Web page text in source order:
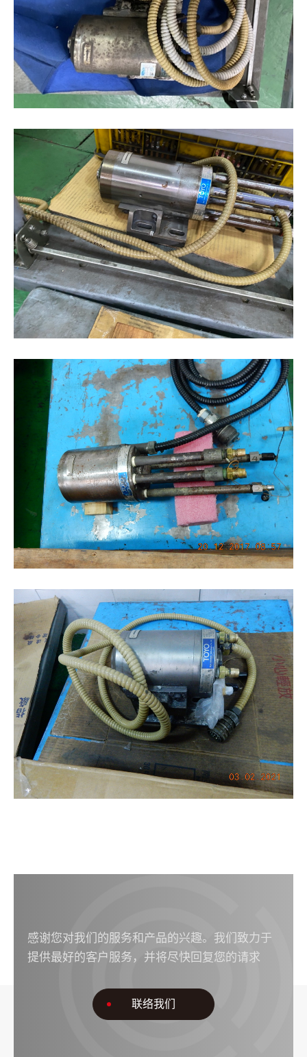
感谢您对我们的服务和产品的兴趣。我们致力于
提供最好的客户服务，并将尽快回复您的请求
联络我们